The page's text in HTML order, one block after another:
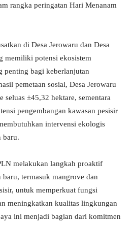
rangka peringatan Hari Menanam
di Desa Jerowaru dan Desa
memiliki potensi ekosistem
penting bagi keberlanjutan
pemetaan sosial, Desa Jerowaru
±45,32 hektare, sementara
pengembangan kawasan pesisir
intervensi ekologis
baru.
melakukan langkah proaktif
termasuk mangrove dan
untuk memperkuat fungsi
meningkatkan kualitas lingkungan
ini menjadi bagian dari komitmen